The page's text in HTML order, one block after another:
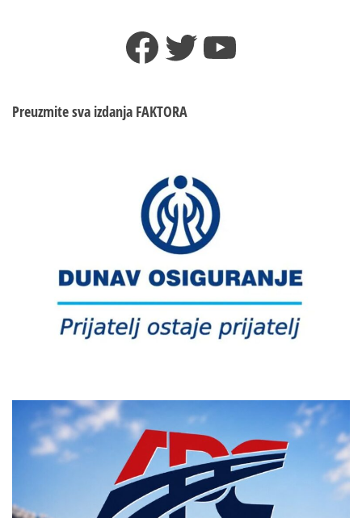
pasa
na
svijetu
Facebook
TwitterYouTube
Preuzmite sva izdanja FAKTORA